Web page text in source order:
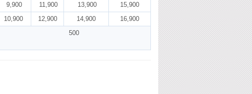
9,900 11,900 13,900
15,900
10,900 12,900 14,900
16,900
500